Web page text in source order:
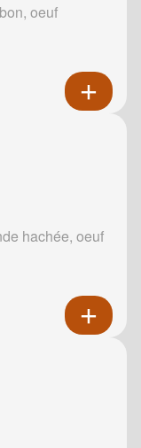
oeuf
hachée, oeuf